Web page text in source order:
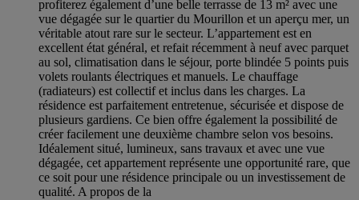
profiterez également d’une belle terrasse de 13 m² avec une
vue dégagée sur le quartier du Mourillon et un aperçu mer, un
véritable atout rare sur le secteur. L’appartement est en
excellent état général, et refait récemment à neuf avec parquet
au sol, climatisation dans le séjour, porte blindée 5 points puis
volets roulants électriques et manuels. Le chauffage
(radiateurs) est collectif et inclus dans les charges. La
résidence est parfaitement entretenue, sécurisée et dispose de
plusieurs gardiens. Ce bien offre également la possibilité de
créer facilement une deuxième chambre selon vos besoins.
Idéalement situé, lumineux, sans travaux et avec une vue
dégagée, cet appartement représente une opportunité rare, que
ce soit pour une résidence principale ou un investissement de
qualité. A propos de la